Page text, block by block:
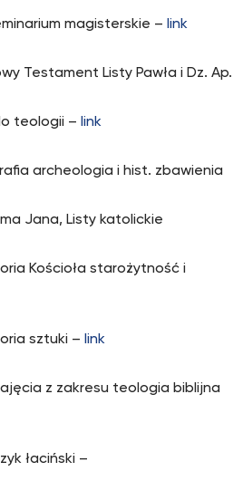
magisterskie – link
Testament Listy Pawła i Dz. Ap.
teologii – link
archeologia i hist. zbawienia
Jana, Listy katolickie
Kościoła starożytność i
sztuki – link
z zakresu teologia biblijna
łaciński –